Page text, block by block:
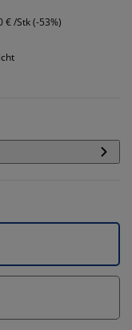
€ /Stk (-53%)